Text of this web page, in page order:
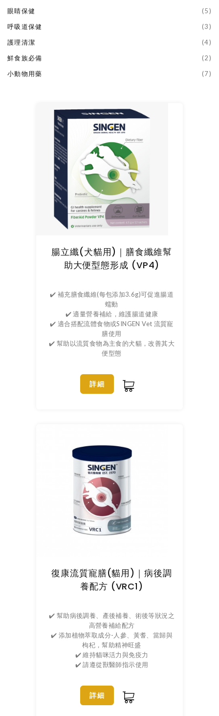
眼睛保健
(5)
呼吸道保健
(3)
護理清潔
(4)
鮮食族必備
(2)
小動物用藥
(7)
腸立纖(犬貓用)｜膳食纖維幫
助大便型態形成 (VP4)
✔️ 補充膳食纖維(每包添加3.6g)可促進腸道
蠕動
✔️ 適量營養補給，維護腸道健康
✔️ 適合搭配流體食物或SINGEN Vet 流質寵
膳使用
✔️ 幫助以流質食物為主食的犬貓，改善其大
便型態
詳細
復康流質寵膳(貓用)｜病後調
養配方 (VRC1)
✔️ 幫助病後調養、產後補養、術後等狀況之
高營養補給配方
✔️ 添加植物萃取成分-人參、黃耆、當歸與
枸杞，幫助精神旺盛
✔️ 維持貓咪活力與免疫力
✔️ 請遵從獸醫師指示使用
詳細